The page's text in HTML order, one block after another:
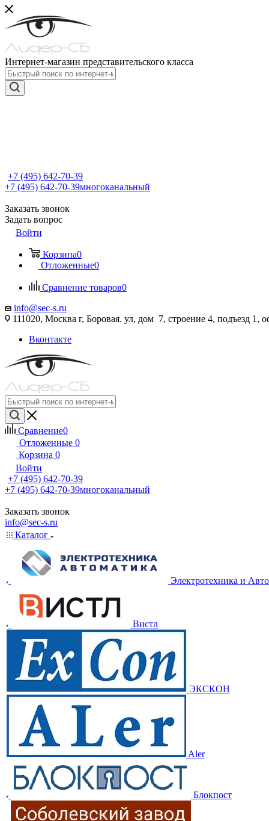
Интернет-магазин представительского класса
+7 (495) 642-70-39
+7 (495) 642-70-39многоканальный
Заказать звонок
Задать вопрос
Войти
Корзина0
Отложенные0
Сравнение товаров0
info@sec-s.ru
111020, Москва г, Боровая. ул, дом 7, строение 4, подъезд 1,
Вконтакте
Сравнение0
Отложенные 0
Корзина 0
Войти
+7 (495) 642-70-39
+7 (495) 642-70-39многоканальный
Заказать звонок
info@sec-s.ru
Каталог
Электротехника и
Вистл
ЭКСКОН
Aler
Блокпост